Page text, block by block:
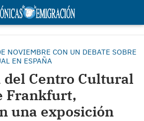
NOVIEMBRE CON UN DEBATE SOBRE
EN ESPAÑA
Centro Cultural
Frankfurt,
una exposición